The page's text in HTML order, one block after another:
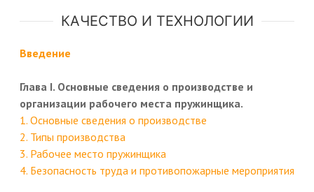
КАЧЕСТВО И ТЕХНОЛОГИИ
Введение
Глава I. Основные сведения о производстве и
организации рабочего места пружинщика.
1. Основные сведения о производстве
2. Типы производства
3. Рабочее место пружинщика
4. Безопасность труда и противопожарные мероприятия